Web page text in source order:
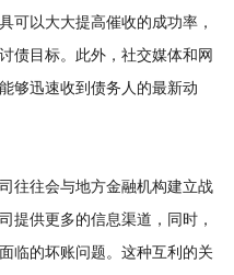
可以大大提高催收的成功率，
债目标。此外，社交媒体和网
够迅速收到债务人的最新动
往会与地方金融机构建立战
提供更多的信息渠道，同时，
临的坏账问题。这种互利的关